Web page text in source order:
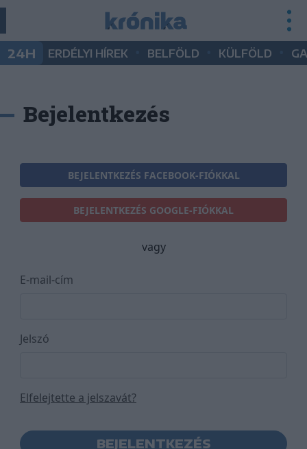
24H ERDÉLYI HÍREK BELFÖLD KÜLFÖLD
Bejelentkezés
BEJELENTKEZÉS FACEBOOK-FIÓKKAL
BEJELENTKEZÉS GOOGLE-FIÓKKAL
vagy
E-mail-cím
Jelszó
Elfelejtette a jelszavát?
BEJELENTKEZÉS